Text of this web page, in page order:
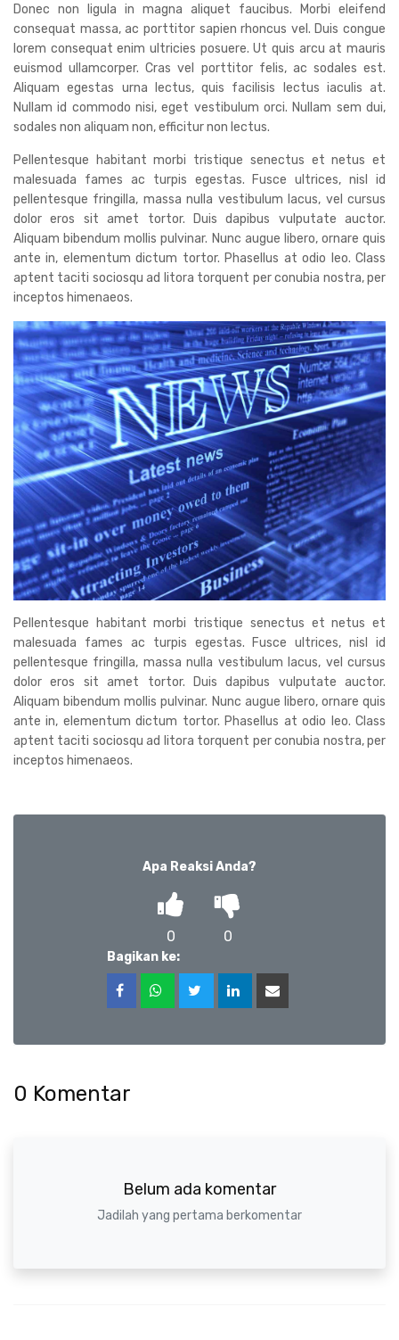
Donec non ligula in magna aliquet faucibus. Morbi eleifend
consequat massa, ac porttitor sapien rhoncus vel. Duis congue
lorem consequat enim ultricies posuere. Ut quis arcu at mauris
euismod ullamcorper. Cras vel porttitor felis, ac sodales est.
Aliquam egestas urna lectus, quis facilisis lectus iaculis at.
Nullam id commodo nisi, eget vestibulum orci. Nullam sem dui,
sodales non aliquam non, efficitur non lectus.
Pellentesque habitant morbi tristique senectus et netus et
malesuada fames ac turpis egestas. Fusce ultrices, nisl id
pellentesque fringilla, massa nulla vestibulum lacus, vel cursus
dolor eros sit amet tortor. Duis dapibus vulputate auctor.
Aliquam bibendum mollis pulvinar. Nunc augue libero, ornare quis
ante in, elementum dictum tortor. Phasellus at odio leo. Class
aptent taciti sociosqu ad litora torquent per conubia nostra, per
inceptos himenaeos.
Pellentesque habitant morbi tristique senectus et netus et
malesuada fames ac turpis egestas. Fusce ultrices, nisl id
pellentesque fringilla, massa nulla vestibulum lacus, vel cursus
dolor eros sit amet tortor. Duis dapibus vulputate auctor.
Aliquam bibendum mollis pulvinar. Nunc augue libero, ornare quis
ante in, elementum dictum tortor. Phasellus at odio leo. Class
aptent taciti sociosqu ad litora torquent per conubia nostra, per
inceptos himenaeos.
Bagikan ke:
Apa Reaksi Anda?
0 0
0 Komentar
Belum ada komentar
Jadilah yang pertama berkomentar